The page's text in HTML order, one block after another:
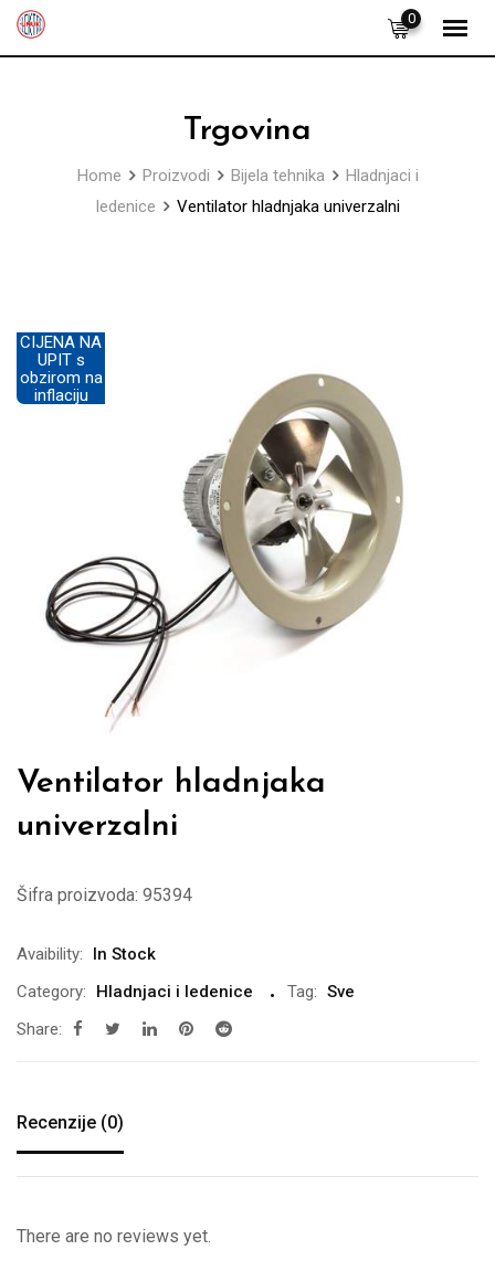
Skip
0
Trgovina
Home Proizvodi Bijela tehnika
Hladnjaci i
ledenice
Ventilator hladnjaka univerzalni
CIJENA NA
UPIT s
obzirom na
inflaciju
Ventilator hladnjaka
univerzalni
Šifra proizvoda: 95394
Avaibility:
In Stock
Category:
Hladnjaci i ledenice Tag: Sve
Share:
Recenzije (0)
There are no reviews yet.